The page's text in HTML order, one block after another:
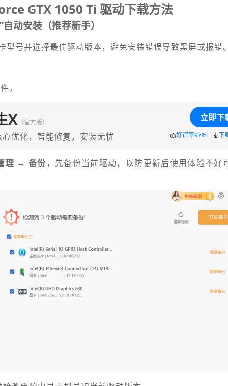
GTX 1050 Ti 驱动下载方法
动安装（推荐新手）
型号并选择最佳驱动版本，避免安装错误导致黑屏或报错
。
X （官方版）
优化，智能修复，安装无忧
立即下
好评率97% 下
理 → 备份 ，先备份当前驱动，以防更新后使用体验不好